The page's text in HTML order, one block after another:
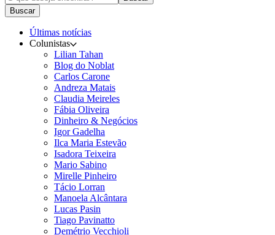
Buscar
Últimas notícias
Colunistas
Lilian Tahan
Blog do Noblat
Carlos Carone
Andreza Matais
Claudia Meireles
Fábia Oliveira
Dinheiro & Negócios
Igor Gadelha
Ilca Maria Estevão
Isadora Teixeira
Mario Sabino
Mirelle Pinheiro
Tácio Lorran
Manoela Alcântara
Lucas Pasin
Tiago Pavinatto
Demétrio Vecchioli